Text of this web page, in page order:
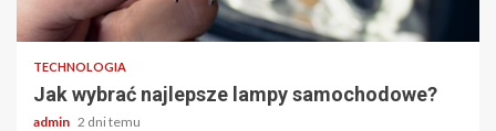
2 min odczytu
TECHNOLOGIA
Jak wybrać najlepsze lampy samochodowe?
admin 2 dni temu